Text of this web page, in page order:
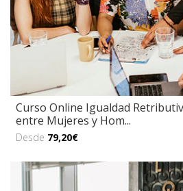
Curso Online Igualdad
entre Mujeres y Hom...
Desde 79,20€